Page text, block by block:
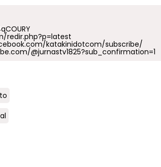
redir.php?p=latest
katakinidotcom/subscribe/
@jurnastv1825?sub_confirmation=1